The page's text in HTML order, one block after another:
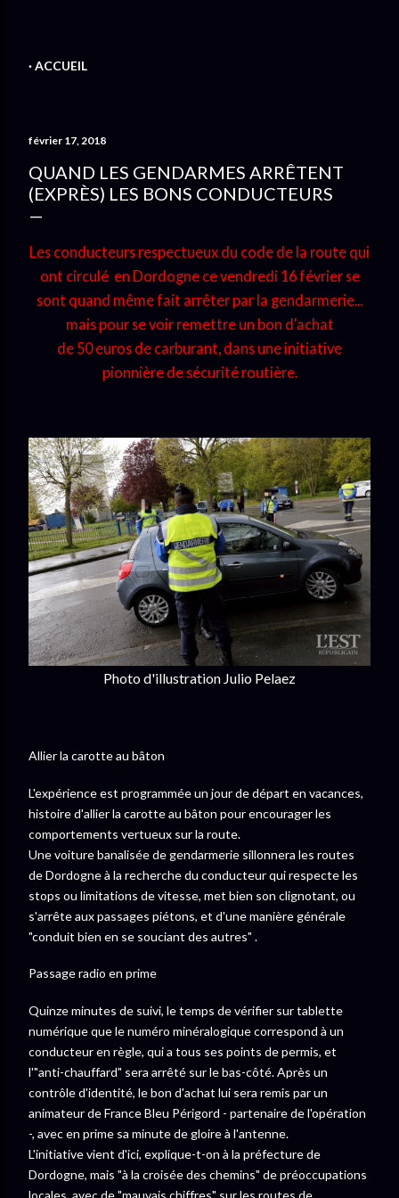
ACCUEIL
février 17, 2018
QUAND LES GENDARMES ARRÊTENT
(EXPRÈS) LES BONS CONDUCTEURS
Les conducteurs respectueux du code de la route qui
ont circulé en Dordogne ce vendredi 16 février se
sont quand même fait arrêter par la gendarmerie...
mais pour se voir remettre un bon d'achat
de 50 euros de carburant, dans une initiative
pionnière de sécurité routière.
Photo d'illustration Julio Pelaez
Allier la carotte au bâton
L'expérience est programmée un jour de départ en vacances,
histoire d'allier la carotte au bâton pour encourager les
comportements vertueux sur la route.
Une voiture banalisée de gendarmerie sillonnera les routes
de Dordogne à la recherche du conducteur qui respecte les
stops ou limitations de vitesse, met bien son clignotant, ou
s'arrête aux passages piétons, et d'une manière générale
"conduit bien en se souciant des autres" .
Passage radio en prime
Quinze minutes de suivi, le temps de vérifier sur tablette
numérique que le numéro minéralogique correspond à un
conducteur en règle, qui a tous ses points de permis, et
l'"anti-chauffard" sera arrêté sur le bas-côté. Après un
contrôle d'identité, le bon d'achat lui sera remis par un
animateur de France Bleu Périgord - partenaire de l'opération
-, avec en prime sa minute de gloire à l'antenne.
L'initiative vient d'ici, explique-t-on à la préfecture de
Dordogne, mais "à la croisée des chemins" de préoccupations
locales, avec de "mauvais chiffres" sur les routes de